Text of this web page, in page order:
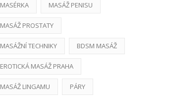
MASÉRKA MASÁŽ PENISU
MASÁŽ PROSTATY
MASÁŽNÍ TECHNIKY BDSM MASÁŽ
EROTICKÁ MASÁŽ PRAHA
MASÁŽ LINGAMU PÁRY